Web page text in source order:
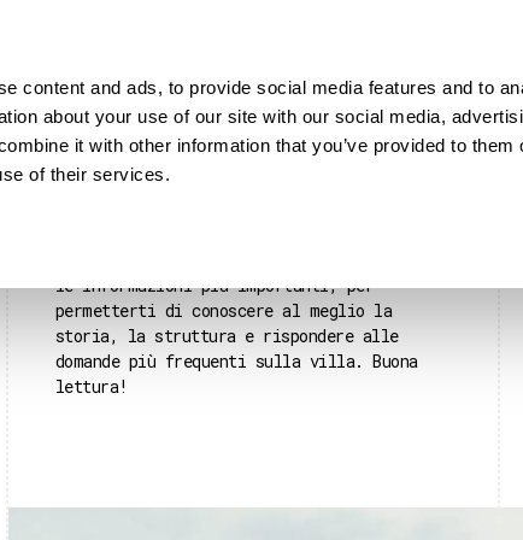
content and ads, to provide social media features and to
about your use of our site with our social media,
it with other information that you’ve provided to them
of their services.
La location di Villa Gozzi è una delle
le informazioni più importanti, per
permetterti di conoscere al meglio la
storia, la struttura e rispondere alle
domande più frequenti sulla villa. Buona
lettura!